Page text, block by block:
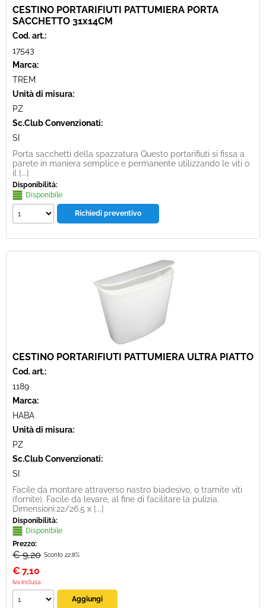
CESTINO PORTARIFIUTI PATTUMIERA PORTA
SACCHETTO 31x14CM
Cod. art.:
17543
Marca:
TREM
Unità di misura:
PZ
Sc.Club Convenzionati:
SI
Porta sacchetti della spazzatura Questo portarifiuti si fissa a
parete in maniera semplice e permanente utilizzando le viti o
il [...]
Disponibilità:
Disponibile
CESTINO PORTARIFIUTI PATTUMIERA ULTRA PIATTO
Cod. art.:
1189
Marca:
HABA
Unità di misura:
PZ
Sc.Club Convenzionati:
SI
Facile da montare attraverso nastro biadesivo, o tramite viti
(fornite). Facile da levare, al fine di facilitare la pulizia.
Dimensioni:22/26.5 x [...]
Disponibilità:
Disponibile
Prezzo:
€ 9,20 Sconto 22.8%
€ 7,10
Iva inclusa